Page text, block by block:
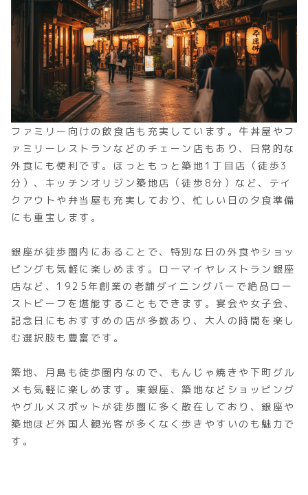
ファミリー向けの飲食店も充実しています。牛丼屋やフ
ァミリーレストランなどのチェーン店もあり、日常的な
外食にも便利です。ほっともっと築地1丁目店（徒歩3
分）、キッチンオリジン築地店（徒歩8分）など、テイ
クアウトや弁当屋も充実しており、忙しい日の夕食準備
にも重宝します。
銀座が徒歩圏内にあることで、特別な日の外食やショッ
ピングも気軽に楽しめます。ローマイヤレストラン銀座
店など、1925年創業の老舗ダイニングバーで絶品ロー
ストビーフを堪能することもできます。宴会や女子会、
記念日にもおすすめの店が多数あり、大人の時間を楽し
む選択肢も豊富です。
築地、月島も徒歩圏内なので、もんじゃ焼きや下町グル
メも気軽に楽しめます。東銀座、築地などショッピング
やグルメスポットが徒歩圏に多く散在しており、銀座や
築地ほど外国人観光客が多くなく歩きやすいのも魅力で
す。